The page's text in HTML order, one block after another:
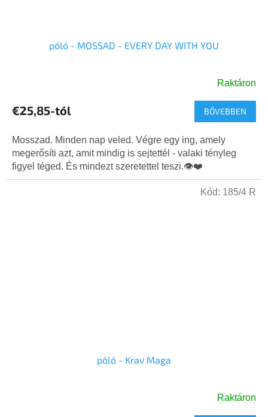
póló - MOSSAD - EVERY DAY WITH YOU
átlagos
5-
ből
5,0
csillag.
Raktáron
€25,85-tól BŐVEBBEN
Mosszad. Minden nap veled. Végre egy ing, amely
megerősíti azt, amit mindig is sejtettél - valaki tényleg
figyel téged. És mindezt szeretettel teszi.👁️❤️
póló - Krav Maga
Raktáron
Kód: 185/4 R